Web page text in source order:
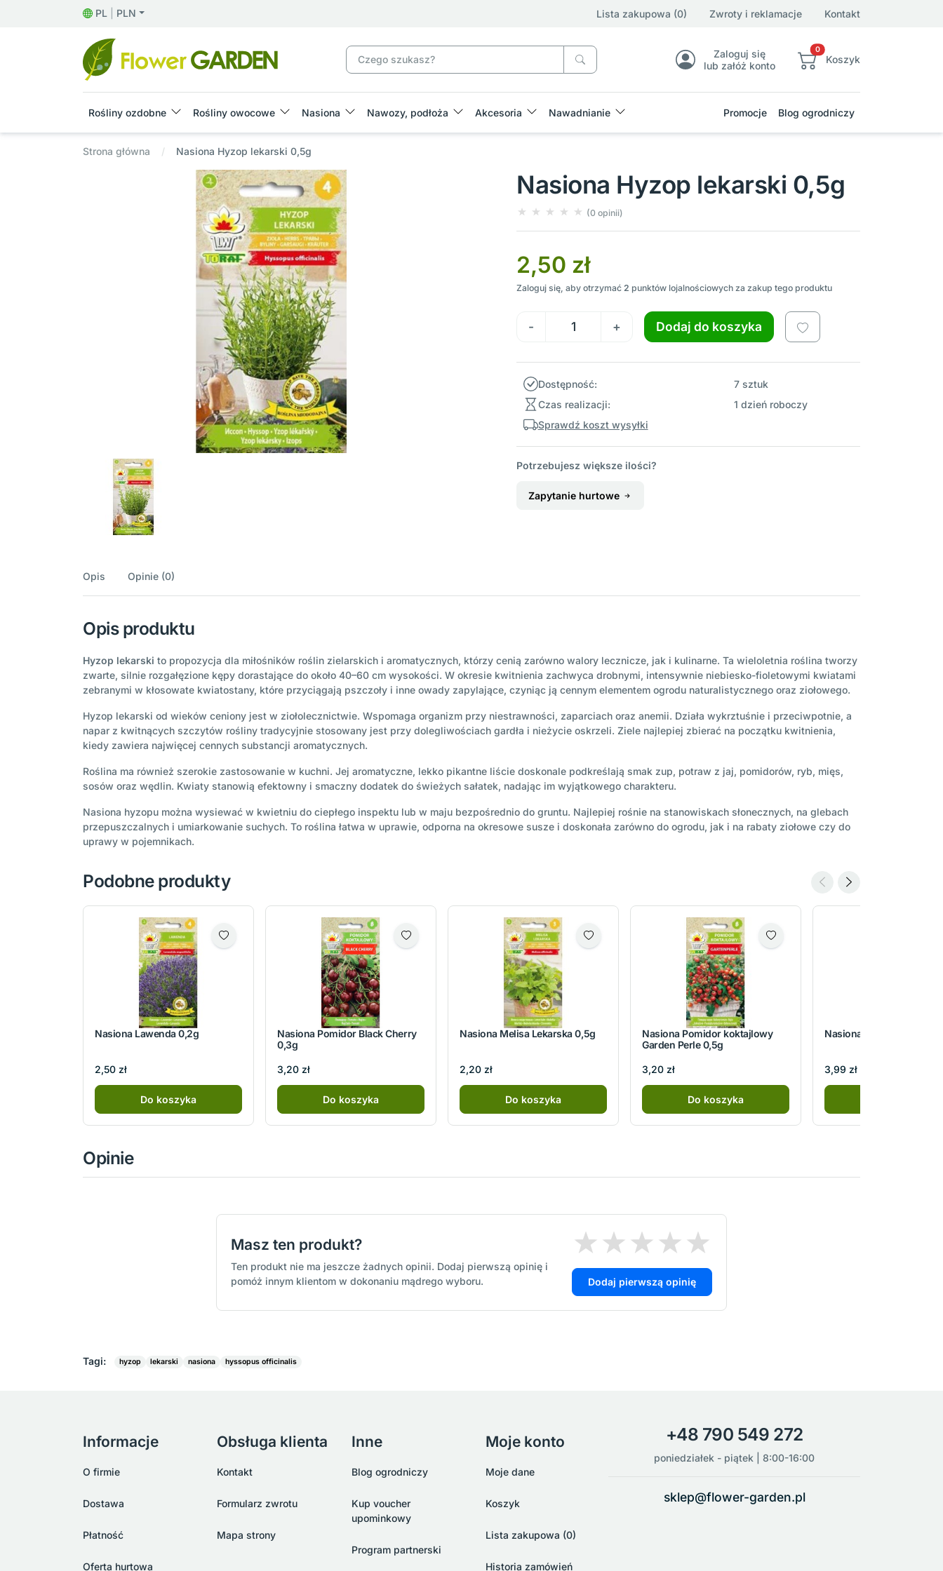
PL PLN Lista zakupowa (0) Zwroty i reklamacje Kontakt
Zaloguj się
lub załóż konto
0
Koszyk
Rośliny ozdobne Rośliny owocowe Nasiona Nawozy, podłoża Akcesoria Nawadnianie Promocje Blog ogrodniczy
Strona główna Nasiona Hyzop lekarski 0,5g
Nasiona Hyzop lekarski 0,5g
(0 opinii)
2,50 zł
Zaloguj się, aby otrzymać 2 punktów lojalnościowych za zakup tego produktu
Dodaj do koszyka
Dostępność:
7 sztuk
Czas realizacji:
1 dzień roboczy
Sprawdź koszt wysyłki
Potrzebujesz większe ilości?
Zapytanie hurtowe
Opis Opinie (0)
Opis produktu
Hyzop lekarski to propozycja dla miłośników roślin zielarskich i aromatycznych, którzy cenią zarówno walory lecznicze, jak i kulinarne. Ta wieloletnia roślina tworzy
zwarte, silnie rozgałęzione kępy dorastające do około 40–60 cm wysokości. W okresie kwitnienia zachwyca drobnymi, intensywnie niebiesko-fioletowymi kwiatami
zebranymi w kłosowate kwiatostany, które przyciągają pszczoły i inne owady zapylające, czyniąc ją cennym elementem ogrodu naturalistycznego oraz ziołowego.
Hyzop lekarski od wieków ceniony jest w ziołolecznictwie. Wspomaga organizm przy niestrawności, zaparciach oraz anemii. Działa wykrztuśnie i przeciwpotnie, a
napar z kwitnących szczytów rośliny tradycyjnie stosowany jest przy dolegliwościach gardła i nieżycie oskrzeli. Ziele najlepiej zbierać na początku kwitnienia,
kiedy zawiera najwięcej cennych substancji aromatycznych.
Roślina ma również szerokie zastosowanie w kuchni. Jej aromatyczne, lekko pikantne liście doskonale podkreślają smak zup, potraw z jaj, pomidorów, ryb, mięs,
sosów oraz wędlin. Kwiaty stanowią efektowny i smaczny dodatek do świeżych sałatek, nadając im wyjątkowego charakteru.
Nasiona hyzopu można wysiewać w kwietniu do ciepłego inspektu lub w maju bezpośrednio do gruntu. Najlepiej rośnie na stanowiskach słonecznych, na glebach
przepuszczalnych i umiarkowanie suchych. To roślina łatwa w uprawie, odporna na okresowe susze i doskonała zarówno do ogrodu, jak i na rabaty ziołowe czy do
uprawy w pojemnikach.
Podobne produkty
Nasiona Lawenda 0,2g
2,50 zł
Do koszyka
Nasiona Pomidor Black Cherry
0,3g
3,20 zł
Do koszyka
Nasiona Melisa Lekarska 0,5g
2,20 zł
Do koszyka
Nasiona Pomidor koktajlowy
Garden Perle 0,5g
3,20 zł
Do koszyka
Nasiona Rozmaryn 0,1g
3,99 zł
Opinie
Masz ten produkt?
Ten produkt nie ma jeszcze żadnych opinii. Dodaj pierwszą opinię i
pomóż innym klientom w dokonaniu mądrego wyboru.
Dodaj pierwszą opinię
Tagi: hyzop lekarski nasiona hyssopus officinalis
Informacje
O firmie
Dostawa
Płatność
Oferta hurtowa
Obsługa klienta
Kontakt
Formularz zwrotu
Mapa strony
Inne
Blog ogrodniczy
Kup voucher
upominkowy
Program partnerski
Moje konto
Moje dane
Koszyk
Lista zakupowa (0)
Historia zamówień
+48 790 549 272
poniedziałek - piątek | 8:00-16:00
sklep@flower-garden.pl